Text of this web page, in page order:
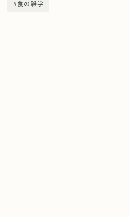
#食の雑学